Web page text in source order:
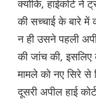
क्योंकि, हाईकोर्ट ने
की सच्चाई के बारे में
न ही उसने पहली
की जांच की, इसलिए
मामले को नए सिरे से
दूसरी अपील हाई